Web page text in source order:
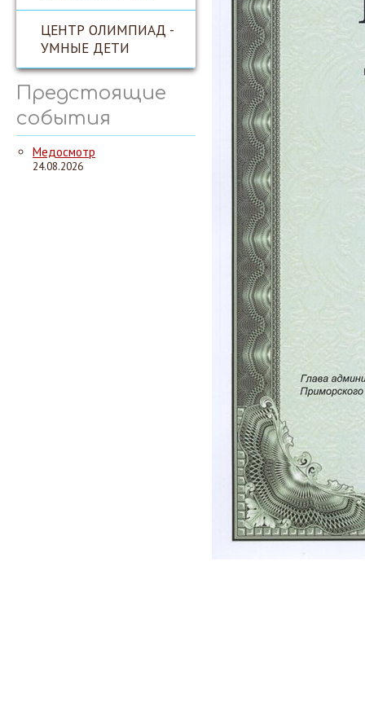
ЦЕНТР ОЛИМПИАД -
УМНЫЕ ДЕТИ
Предстоящие
события
Медосмотр
24.08.2026